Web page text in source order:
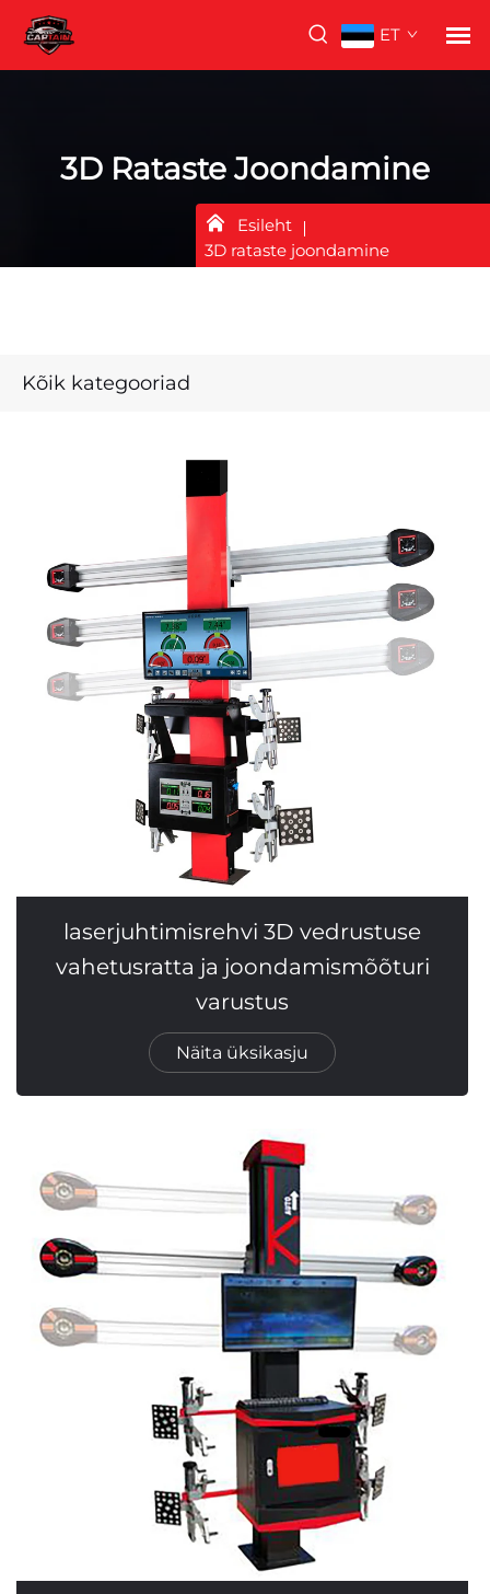
ET
3D Rataste Joondamine
Esileht
3D rataste joondamine
Kõik kategooriad
laserjuhtimisrehvi 3D vedrustuse
vahetusratta ja joondamismõõturi
varustus
Näita üksikasju